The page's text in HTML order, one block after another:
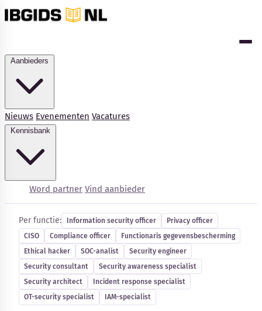
Nieuws Evenementen Vacatures
Word partner Vind aanbieder
Kennisbank
Blog
Bedrijfsupdates
Cybersecurity-vacatures
Per functie: Information security officer
Privacy officer
CISO
Compliance officer
Functionaris gegevensbescherming
Ethical hacker
SOC-analist
Security engineer
Security consultant
Security awareness specialist
Security architect
Incident response specialist
OT-security specialist
IAM-specialist